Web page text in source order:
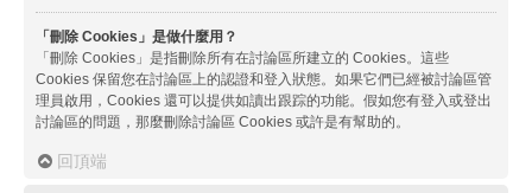
「刪除 Cookies」是做什麼用？
「刪除 Cookies」是指刪除所有在討論區所建立的 Cookies。這些
Cookies 保留您在討論區上的認證和登入狀態。如果它們已經被討論區管
理員啟用，Cookies 還可以提供如讀出跟踪的功能。假如您有登入或登出
討論區的問題，那麼刪除討論區 Cookies 或許是有幫助的。
回頂端